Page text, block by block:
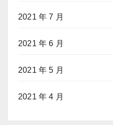
2021 年 7 月
2021 年 6 月
2021 年 5 月
2021 年 4 月